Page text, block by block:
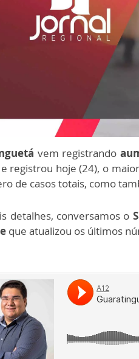
vem registrando
registrou hoje (24), o
de casos totais, como
detalhes, conversamos o
que atualizou os últimos